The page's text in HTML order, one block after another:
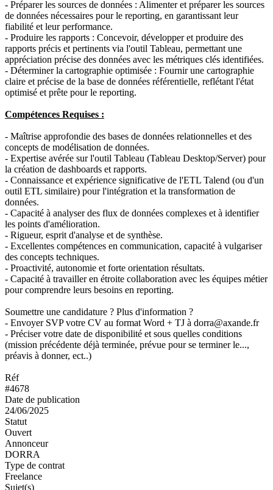
- Préparer les sources de données : Alimenter et préparer les sources
de données nécessaires pour le reporting, en garantissant leur
fiabilité et leur performance.
- Produire les rapports : Concevoir, développer et produire des
rapports précis et pertinents via l'outil Tableau, permettant une
appréciation précise des données avec les métriques clés identifiées.
- Déterminer la cartographie optimisée : Fournir une cartographie
claire et précise de la base de données référentielle, reflétant l'état
optimisé et prête pour le reporting.
Compétences Requises :
- Maîtrise approfondie des bases de données relationnelles et des
concepts de modélisation de données.
- Expertise avérée sur l'outil Tableau (Tableau Desktop/Server) pour
la création de dashboards et rapports.
- Connaissance et expérience significative de l'ETL Talend (ou d'un
outil ETL similaire) pour l'intégration et la transformation de
données.
- Capacité à analyser des flux de données complexes et à identifier
les points d'amélioration.
- Rigueur, esprit d'analyse et de synthèse.
- Excellentes compétences en communication, capacité à vulgariser
des concepts techniques.
- Proactivité, autonomie et forte orientation résultats.
- Capacité à travailler en étroite collaboration avec les équipes métier
pour comprendre leurs besoins en reporting.
Soumettre une candidature ? Plus d'information ?
- Envoyer SVP votre CV au format Word + TJ à dorra@axande.fr
- Préciser votre date de disponibilité et sous quelles conditions
(mission précédente déjà terminée, prévue pour se terminer le...,
préavis à donner, ect..)
Réf
#4678
Date de publication
24/06/2025
Statut
Ouvert
Annonceur
DORRA
Type de contrat
Freelance
Sujet(s)